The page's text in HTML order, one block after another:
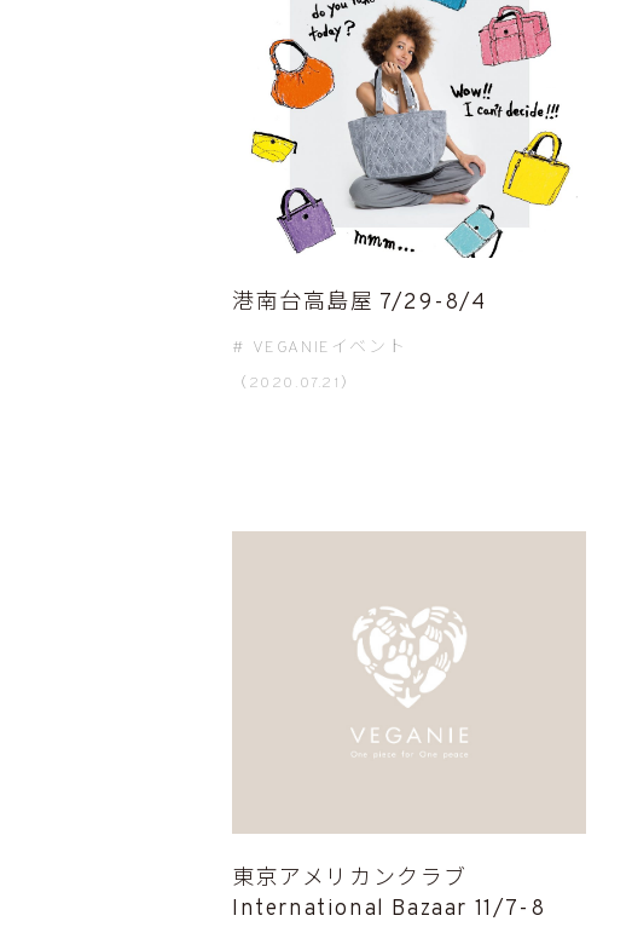
港南台高島屋 7/29-8/4
VEGANIEイベント
（2020.07.21）
東京アメリカンクラブ
International Bazaar 11/7-8